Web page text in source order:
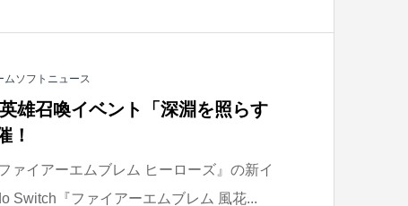
ムソフトニュース
雄召喚イベント「深淵を照らす
！
ァイアーエムブレム ヒーローズ』の新イ
Switch『ファイアーエムブレム 風花...